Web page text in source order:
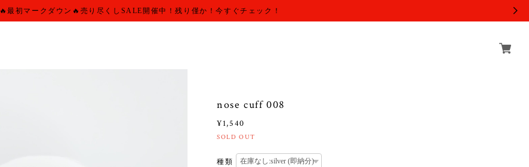
🔥最初マークダウン🔥売り尽くしSALE開催中！残り僅か！今すぐチェック！
nose cuff 008
¥1,540
SOLD OUT
種類